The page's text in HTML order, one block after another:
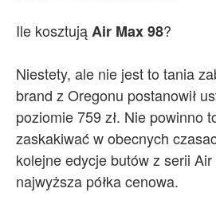
Ile kosztująAir Max 98?
Niestety, ale nie jest to tania
brand z Oregonu postanowił
poziomie 759 zł. Nie powinno
zaskakiwać w obecnych
kolejne edycje butów z serii Air
najwyższa półka cenowa.